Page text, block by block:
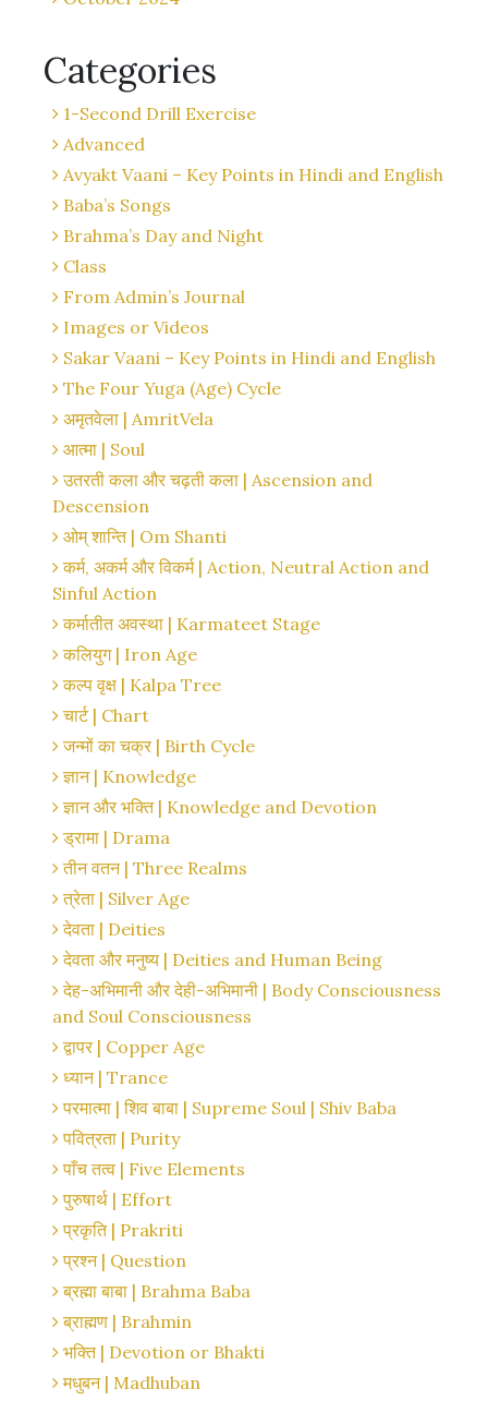
Categories
1-Second Drill Exercise
Advanced
Avyakt Vaani – Key Points in Hindi and English
Baba’s Songs
Brahma’s Day and Night
Class
From Admin’s Journal
Images or Videos
Sakar Vaani – Key Points in Hindi and English
The Four Yuga (Age) Cycle
अमृतवेला | AmritVela
आत्मा | Soul
उतरती कला और चढ़ती कला | Ascension and
Descension
ओम् शान्ति | Om Shanti
कर्म, अकर्म और विकर्म | Action, Neutral Action and
Sinful Action
कर्मातीत अवस्था | Karmateet Stage
कलियुग | Iron Age
कल्प वृक्ष | Kalpa Tree
चार्ट | Chart
जन्मों का चक्र | Birth Cycle
ज्ञान | Knowledge
ज्ञान और भक्ति | Knowledge and Devotion
ड्रामा | Drama
तीन वतन | Three Realms
त्रेता | Silver Age
देवता | Deities
देवता और मनुष्य | Deities and Human Being
देह-अभिमानी और देही-अभिमानी | Body Consciousness
and Soul Consciousness
द्वापर | Copper Age
ध्यान | Trance
परमात्मा | शिव बाबा | Supreme Soul | Shiv Baba
पवित्रता | Purity
पाँच तत्व | Five Elements
पुरुषार्थ | Effort
प्रकृति | Prakriti
प्रश्न | Question
ब्रह्मा बाबा | Brahma Baba
ब्राह्मण | Brahmin
भक्ति | Devotion or Bhakti
मधुबन | Madhuban